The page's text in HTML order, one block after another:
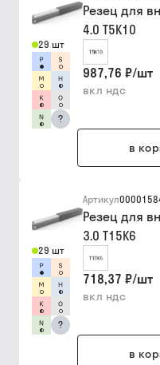
29 шт
?
Резец для
4.0 Т5К10
987,76 ₽/шт
вкл ндс
в
29 шт
?
Артикул
Резец для
3.0 Т15К6
718,37 ₽/шт
вкл ндс
в